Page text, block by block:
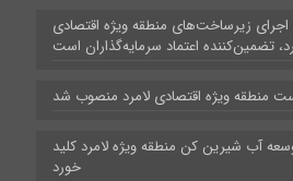
اجرای زیرساخت‌های منطقه ویژه اقتصادی
تضمین‌کننده اعتماد سرمایه‌گذاران است
منطقه ویژه اقتصادی لامرد منصوب شد
آب شیرین کن منطقه ویژه لامرد کلید
خورد